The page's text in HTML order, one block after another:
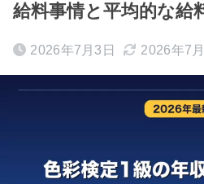
給料事情と平均的な給
2026年7月3日 2026年7